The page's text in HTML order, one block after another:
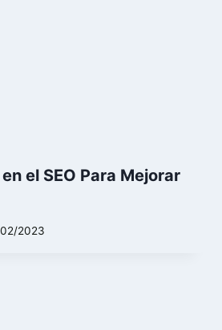
el SEO Para Mejorar
2023